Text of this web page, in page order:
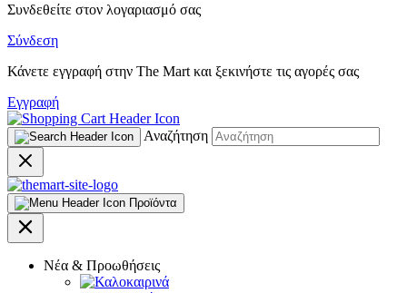
Συνδεθείτε στον λογαριασμό σας
Σύνδεση
Κάνετε εγγραφή στην The Mart και ξεκινήστε τις αγορές σας
Εγγραφή
Αναζήτηση
Προϊόντα
Νέα & Προωθήσεις